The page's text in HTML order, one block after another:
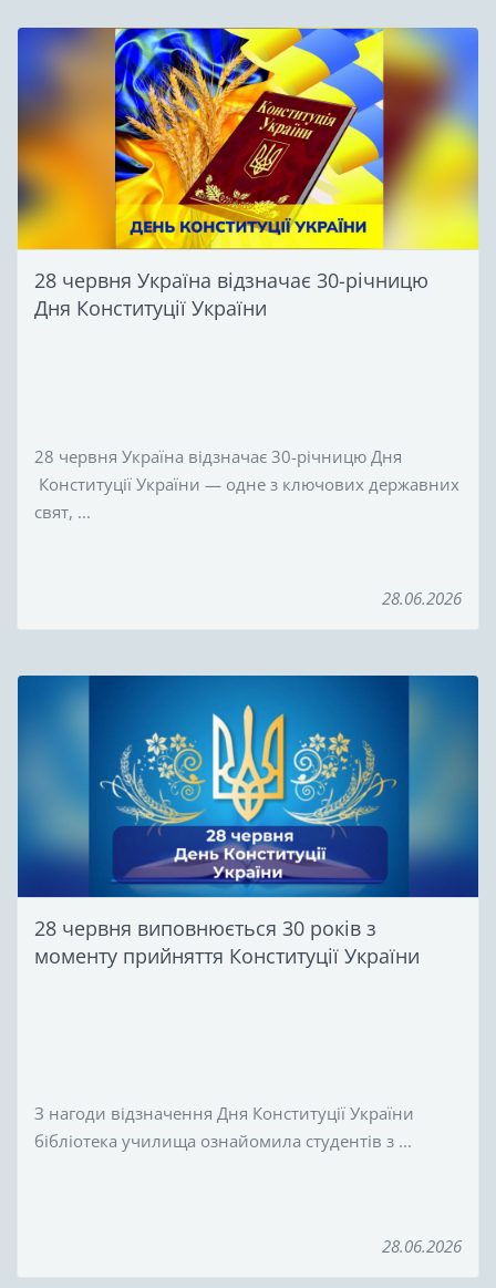
28 червня Україна відзначає 30-річницю
Дня Конституції України
28 червня Україна відзначає 30-річницю Дня
Конституції України — одне з ключових державних
свят, ...
28.06.2026
28 червня виповнюється 30 років з
моменту прийняття Конституції України
З нагоди відзначення Дня Конституції України
бібліотека училища ознайомила студентів з ...
28.06.2026